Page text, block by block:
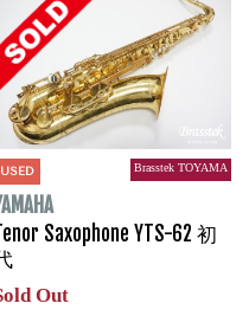
USED Brasstek TOYAMA
Saxophone YTS-62 初
Out